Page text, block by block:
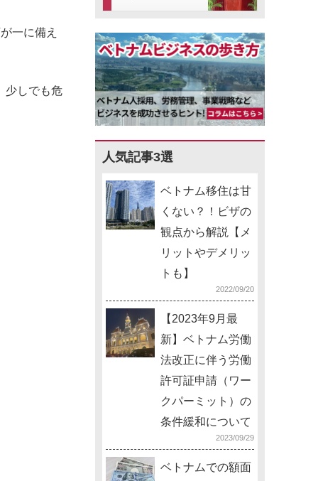
一に備え
少しでも危
人気記事3選
ベトナム移住は甘
くない？！ビザの
観点から解説【メ
リットやデメリッ
トも】
2022/09/20
【2023年9月最
新】ベトナム労働
法改正に伴う労働
許可証申請（ワー
クパーミット）の
条件緩和について
2023/09/29
ベトナムでの額面